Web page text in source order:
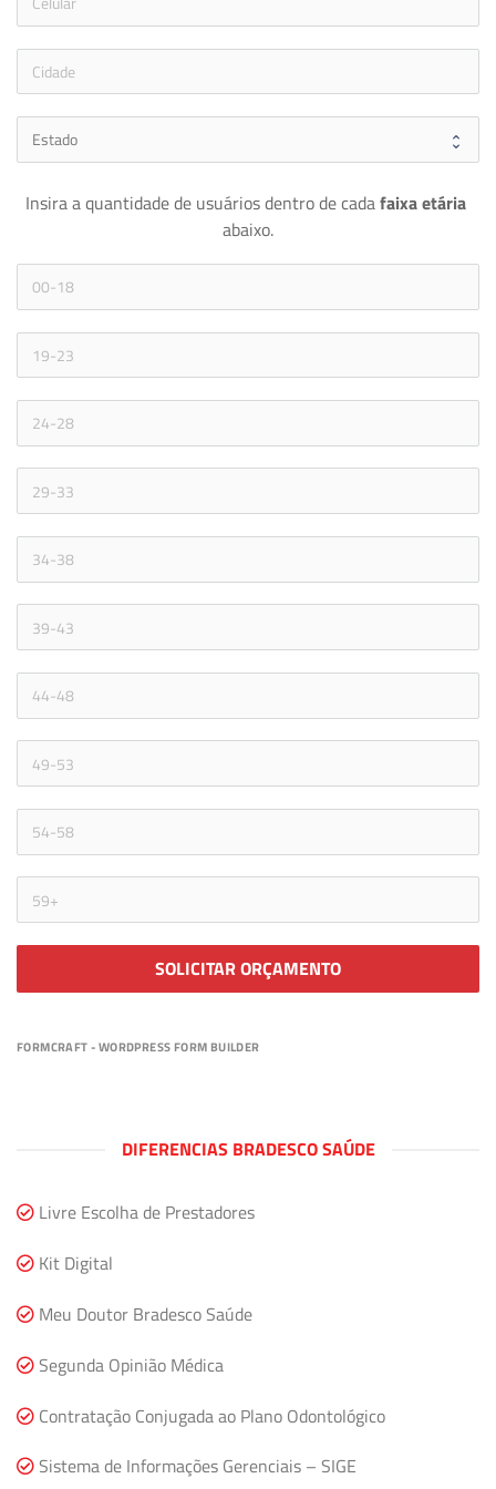
Insira a quantidade de usuários dentro de cada
abaixo.
SOLICITAR ORÇAMENTO
FORMCRAFT - WORDPRESS FORM BUILDER
DIFERENCIAS BRADESCO SAÚDE
Livre Escolha de Prestadores
Kit Digital
Meu Doutor Bradesco Saúde
Segunda Opinião Médica
Contratação Conjugada ao Plano Odontológico
Sistema de Informações Gerenciais – SIGE